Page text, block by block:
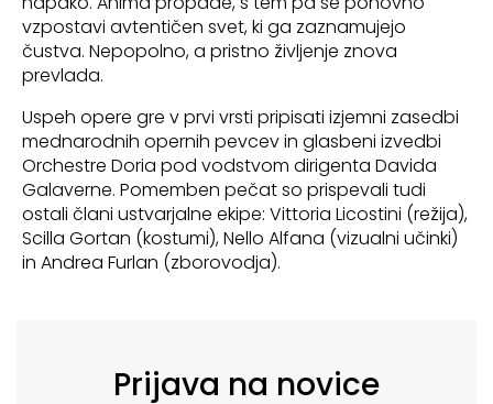
napako. Anima propade, s tem pa se ponovno
vzpostavi avtentičen svet, ki ga zaznamujejo
čustva. Nepopolno, a pristno življenje znova
prevlada.
Uspeh opere gre v prvi vrsti pripisati izjemni zasedbi
mednarodnih opernih pevcev in glasbeni izvedbi
Orchestre Doria pod vodstvom dirigenta Davida
Galaverne. Pomemben pečat so prispevali tudi
ostali člani ustvarjalne ekipe: Vittoria Licostini (režija),
Scilla Gortan (kostumi), Nello Alfana (vizualni učinki)
in Andrea Furlan (zborovodja).
Prijava na novice